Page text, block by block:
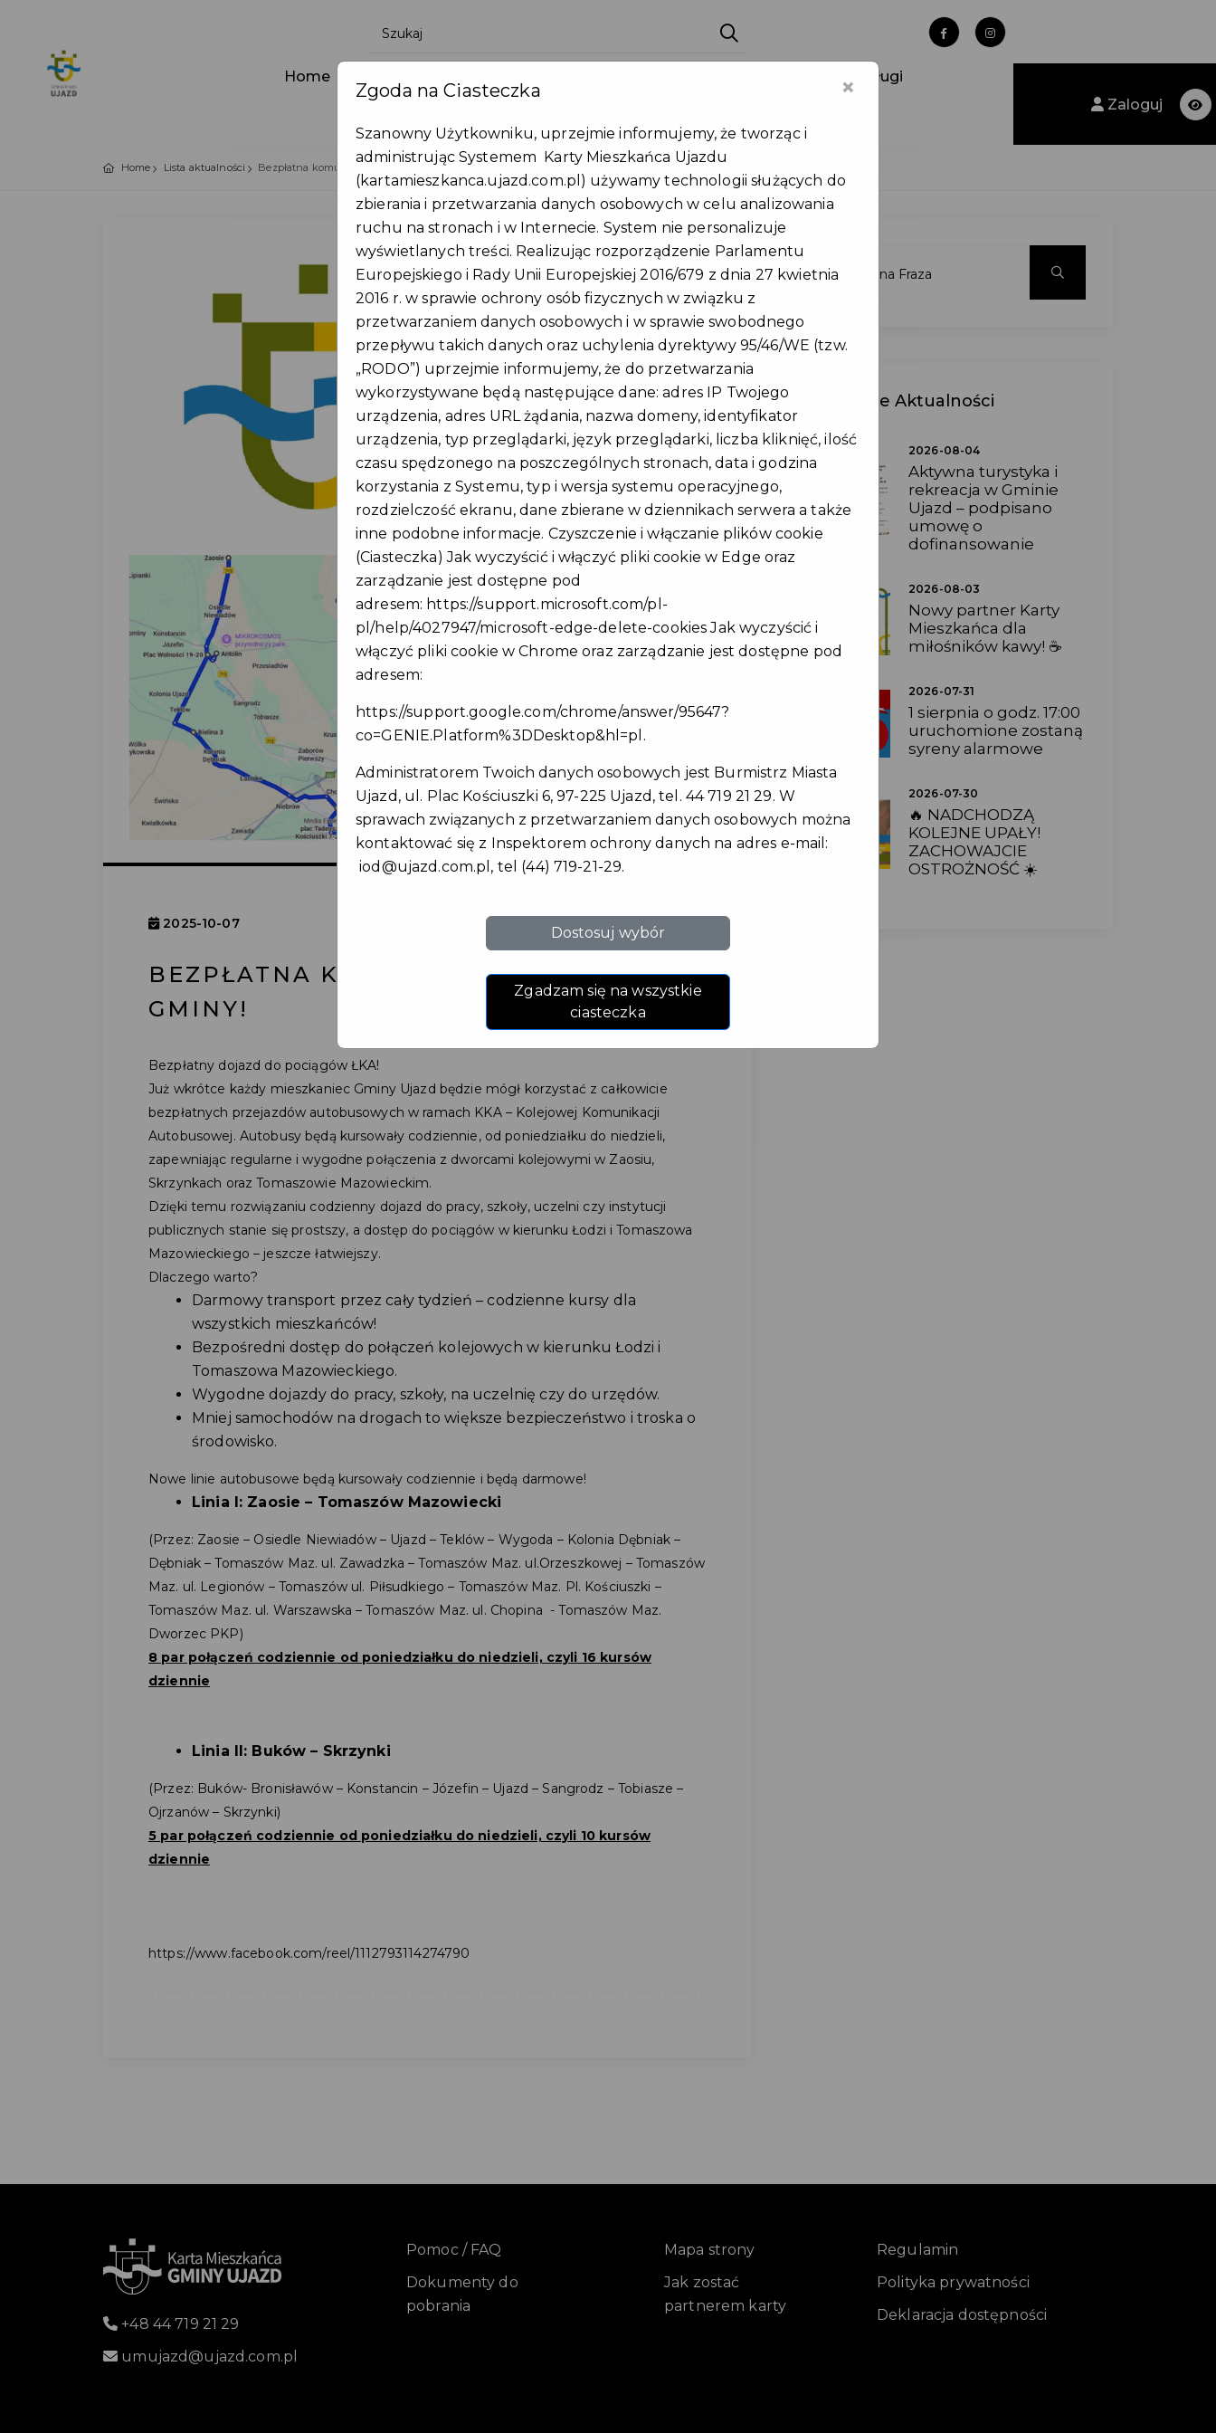
Home Punkty obsługi
Zaloguj
Home Lista aktualności Bezpłatna komunikacja na terenie gminy!
2025-10-07
BEZPŁATNA KOMUNIKACJA NA TERENIE
GMINY!
Bezpłatny dojazd do pociągów ŁKA!
Już wkrótce każdy mieszkaniec Gminy Ujazd będzie mógł korzystać z całkowicie
bezpłatnych przejazdów autobusowych w ramach KKA – Kolejowej Komunikacji
Autobusowej. Autobusy będą kursowały codziennie, od poniedziałku do niedzieli,
zapewniając regularne i wygodne połączenia z dworcami kolejowymi w Zaosiu,
Skrzynkach oraz Tomaszowie Mazowieckim.
Dzięki temu rozwiązaniu codzienny dojazd do pracy, szkoły, uczelni czy instytucji
publicznych stanie się prostszy, a dostęp do pociągów w kierunku Łodzi i Tomaszowa
Mazowieckiego – jeszcze łatwiejszy.
Dlaczego warto?
Darmowy transport przez cały tydzień – codzienne kursy dla
wszystkich mieszkańców!
Bezpośredni dostęp do połączeń kolejowych w kierunku Łodzi i
Tomaszowa Mazowieckiego.
Wygodne dojazdy do pracy, szkoły, na uczelnię czy do urzędów.
Mniej samochodów na drogach to większe bezpieczeństwo i troska o
środowisko.
Nowe linie autobusowe będą kursowały codziennie i będą darmowe!
Linia I: Zaosie – Tomaszów Mazowiecki
(Przez: Zaosie – Osiedle Niewiadów – Ujazd – Teklów – Wygoda – Kolonia Dębniak –
Dębniak – Tomaszów Maz. ul. Zawadzka – Tomaszów Maz. ul.Orzeszkowej – Tomaszów
Maz. ul. Legionów – Tomaszów ul. Piłsudkiego – Tomaszów Maz. Pl. Kościuszki –
Tomaszów Maz. ul. Warszawska – Tomaszów Maz. ul. Chopina - Tomaszów Maz.
Dworzec PKP)
8 par połączeń codziennie od poniedziałku do niedzieli, czyli 16 kursów
dziennie
Linia II: Buków – Skrzynki
(Przez: Buków- Bronisławów – Konstancin – Józefin – Ujazd – Sangrodz – Tobiasze –
Ojrzanów – Skrzynki)
5 par połączeń codziennie od poniedziałku do niedzieli, czyli 10 kursów
dziennie
https://www.facebook.com/reel/1112793114274790
Ostatnie Aktualności
2026-08-04
Aktywna turystyka i
rekreacja w Gminie
Ujazd – podpisano
umowę o
dofinansowanie
2026-08-03
Nowy partner Karty
Mieszkańca dla
miłośników kawy! ☕
2026-07-31
1 sierpnia o godz. 17:00
uruchomione zostaną
syreny alarmowe
2026-07-30
🔥 NADCHODZĄ
KOLEJNE UPAŁY!
ZACHOWAJCIE
OSTROŻNOŚĆ ☀️
+48 44 719 21 29
umujazd@ujazd.com.pl
Pomoc / FAQ
Dokumenty do
pobrania
Mapa strony
Jak zostać
partnerem karty
Regulamin
Polityka prywatności
Deklaracja dostępności
×
Zgoda na Ciasteczka
Szanowny Użytkowniku, uprzejmie informujemy, że tworząc i
administrując Systemem Karty Mieszkańca Ujazdu
(kartamieszkanca.ujazd.com.pl) używamy technologii służących do
zbierania i przetwarzania danych osobowych w celu analizowania
ruchu na stronach i w Internecie. System nie personalizuje
wyświetlanych treści. Realizując rozporządzenie Parlamentu
Europejskiego i Rady Unii Europejskiej 2016/679 z dnia 27 kwietnia
2016 r. w sprawie ochrony osób fizycznych w związku z
przetwarzaniem danych osobowych i w sprawie swobodnego
przepływu takich danych oraz uchylenia dyrektywy 95/46/WE (tzw.
„RODO”) uprzejmie informujemy, że do przetwarzania
wykorzystywane będą następujące dane: adres IP Twojego
urządzenia, adres URL żądania, nazwa domeny, identyfikator
urządzenia, typ przeglądarki, język przeglądarki, liczba kliknięć, ilość
czasu spędzonego na poszczególnych stronach, data i godzina
korzystania z Systemu, typ i wersja systemu operacyjnego,
rozdzielczość ekranu, dane zbierane w dziennikach serwera a także
inne podobne informacje. Czyszczenie i włączanie plików cookie
(Ciasteczka) Jak wyczyścić i włączyć pliki cookie w Edge oraz
zarządzanie jest dostępne pod
adresem: https://support.microsoft.com/pl-
pl/help/4027947/microsoft-edge-delete-cookiesJak wyczyścić i
włączyć pliki cookie w Chrome oraz zarządzanie jest dostępne pod
adresem:
https://support.google.com/chrome/answer/95647?
co=GENIE.Platform%3DDesktop&hl=pl .
Administratorem Twoich danych osobowych jest Burmistrz Miasta
Ujazd, ul. Plac Kościuszki 6, 97-225 Ujazd, tel. 44 719 21 29. W
sprawach związanych z przetwarzaniem danych osobowych można
kontaktować się z Inspektorem ochrony danych na adres e-mail:
iod@ujazd.com.pl , tel (44) 719-21-29.
Dostosuj wybór
Zgadzam się na wszystkie
ciasteczka